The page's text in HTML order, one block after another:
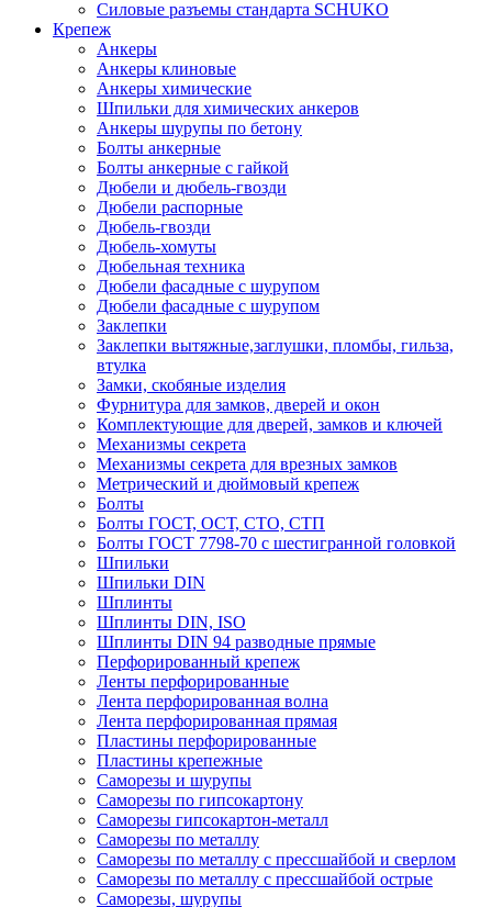
Силовые разъемы стандарта SCHUKO
Крепеж
Анкеры
Анкеры клиновые
Анкеры химические
Шпильки для химических анкеров
Анкеры шурупы по бетону
Болты анкерные
Болты анкерные с гайкой
Дюбели и дюбель-гвозди
Дюбели распорные
Дюбель-гвозди
Дюбель-хомуты
Дюбельная техника
Дюбели фасадные с шурупом
Дюбели фасадные с шурупом
Заклепки
Заклепки вытяжные,заглушки, пломбы, гильза,
втулка
Замки, скобяные изделия
Фурнитура для замков, дверей и окон
Комплектующие для дверей, замков и ключей
Механизмы секрета
Механизмы секрета для врезных замков
Метрический и дюймовый крепеж
Болты
Болты ГОСТ, ОСТ, СТО, СТП
Болты ГОСТ 7798-70 с шестигранной головкой
Шпильки
Шпильки DIN
Шплинты
Шплинты DIN, ISO
Шплинты DIN 94 разводные прямые
Перфорированный крепеж
Ленты перфорированные
Лента перфорированная волна
Лента перфорированная прямая
Пластины перфорированные
Пластины крепежные
Саморезы и шурупы
Саморезы по гипсокартону
Саморезы гипсокартон-металл
Саморезы по металлу
Саморезы по металлу с прессшайбой и сверлом
Саморезы по металлу с прессшайбой острые
Саморезы, шурупы